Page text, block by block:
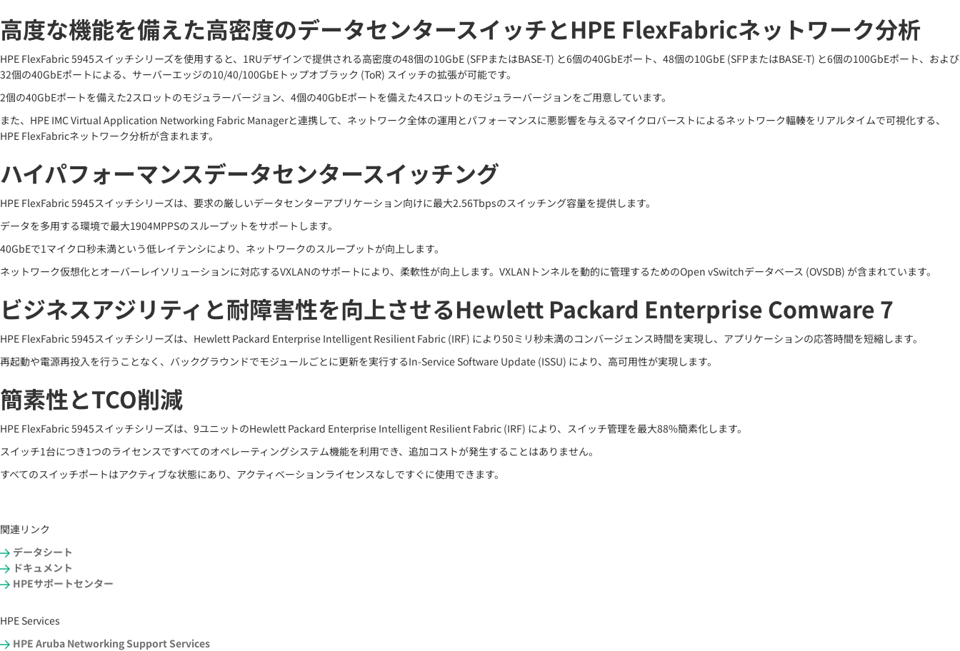
高度な機能を備えた高密度のデータセンタースイッチとHPE FlexFabricネットワーク分析
HPE FlexFabric 5945スイッチシリーズを使用すると、1RUデザインで提供される高密度の48個の10GbE (SFPまたはBASE-T) と6個の40GbEポート、48個の10GbE (SFPまたはBASE-T) と6個の100GbEポート、および
32個の40GbEポートによる、サーバーエッジの10/40/100GbEトップオブラック (ToR) スイッチの拡張が可能です。
2個の40GbEポートを備えた2スロットのモジュラーバージョン、4個の40GbEポートを備えた4スロットのモジュラーバージョンをご用意しています。
また、HPE IMC Virtual Application Networking Fabric Managerと連携して、ネットワーク全体の運用とパフォーマンスに悪影響を与えるマイクロバーストによるネットワーク輻輳をリアルタイムで可視化する、
HPE FlexFabricネットワーク分析が含まれます。
ハイパフォーマンスデータセンタースイッチング
HPE FlexFabric 5945スイッチシリーズは、要求の厳しいデータセンターアプリケーション向けに最大2.56Tbpsのスイッチング容量を提供します。
データを多用する環境で最大1904MPPSのスループットをサポートします。
40GbEで1マイクロ秒未満という低レイテンシにより、ネットワークのスループットが向上します。
ネットワーク仮想化とオーバーレイソリューションに対応するVXLANのサポートにより、柔軟性が向上します。VXLANトンネルを動的に管理するためのOpen vSwitchデータベース (OVSDB) が含まれています。
ビジネスアジリティと耐障害性を向上させるHewlett Packard Enterprise Comware 7
HPE FlexFabric 5945スイッチシリーズは、Hewlett Packard Enterprise Intelligent Resilient Fabric (IRF) により50ミリ秒未満のコンバージェンス時間を実現し、アプリケーションの応答時間を短縮します。
再起動や電源再投入を行うことなく、バックグラウンドでモジュールごとに更新を実行するIn-Service Software Update (ISSU) により、高可用性が実現します。
簡素性とTCO削減
HPE FlexFabric 5945スイッチシリーズは、9ユニットのHewlett Packard Enterprise Intelligent Resilient Fabric (IRF) により、スイッチ管理を最大88%簡素化します。
スイッチ1台につき1つのライセンスですべてのオペレーティングシステム機能を利用でき、追加コストが発生することはありません。
すべてのスイッチポートはアクティブな状態にあり、アクティベーションライセンスなしですぐに使用できます。
関連リンク
データシート
ドキュメント
HPEサポートセンター
HPE Services
HPE Aruba Networking Support Services